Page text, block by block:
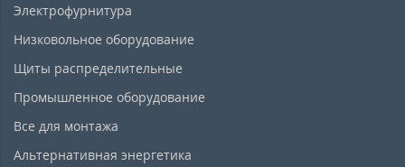
Электрофурнитура
Низковольное оборудование
Щиты распределительные
Промышленное оборудование
Все для монтажа
Альтернативная энергетика